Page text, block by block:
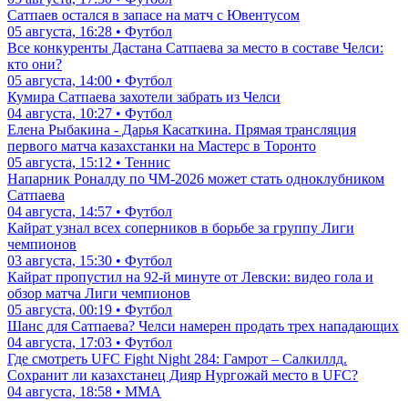
Сатпаев остался в запасе на матч с Ювентусом
05 августа, 16:28 • Футбол
Все конкуренты Дастана Сатпаева за место в составе Челси:
кто они?
05 августа, 14:00 • Футбол
Кумира Сатпаева захотели забрать из Челси
04 августа, 10:27 • Футбол
Елена Рыбакина - Дарья Касаткина. Прямая трансляция
первого матча казахстанки на Мастерс в Торонто
05 августа, 15:12 • Теннис
Напарник Роналду по ЧМ-2026 может стать одноклубником
Сатпаева
04 августа, 14:57 • Футбол
Кайрат узнал всех соперников в борьбе за группу Лиги
чемпионов
03 августа, 15:30 • Футбол
Кайрат пропустил на 92-й минуте от Левски: видео гола и
обзор матча Лиги чемпионов
05 августа, 00:19 • Футбол
Шанс для Сатпаева? Челси намерен продать трех нападающих
04 августа, 17:03 • Футбол
Где смотреть UFC Fight Night 284: Гамрот – Салкиллд.
Сохранит ли казахстанец Дияр Нургожай место в UFC?
04 августа, 18:58 • ММА